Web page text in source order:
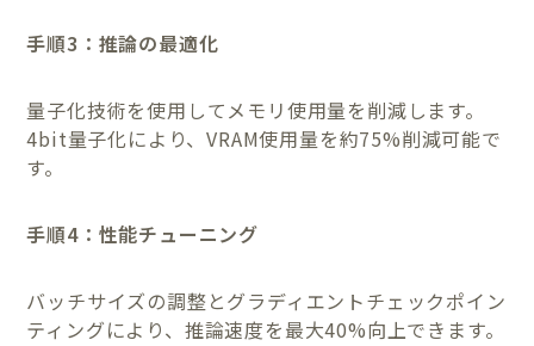
手順3：推論の最適化
量子化技術を使用してメモリ使用量を削減します。
4bit量子化により、VRAM使用量を約75%削減可能で
す。
手順4：性能チューニング
バッチサイズの調整とグラディエントチェックポイン
ティングにより、推論速度を最大40%向上できます。